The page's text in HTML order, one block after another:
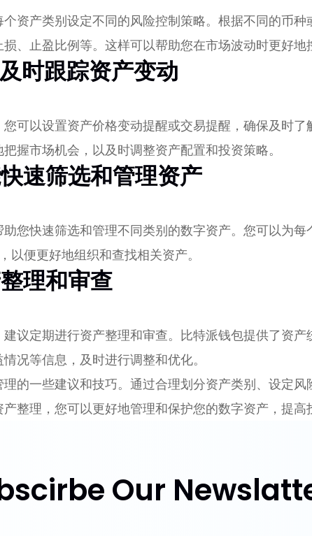
资产类别设定不同的风险控制策略。根据不同的币
、止盈比例等。这样可以帮助您在市场波动时更好地
时跟踪资产变动
可以设置资产价格变动提醒或交易提醒，确保及时
握市场机会，以及时调整资产配置和投资策略。
速筛选和管理资产
您快速筛选和管理不同类别的数字资产。您可以为
便更好地组织和查找相关资产。
理和审查
议定期进行资产整理和审查。比特派钱包提供了资
况等信息，及时进行调整和优化。
的一些建议和技巧。通过合理划分资产类别、设定
整理，您可以更好地管理和保护您的数字资产，提高
Our